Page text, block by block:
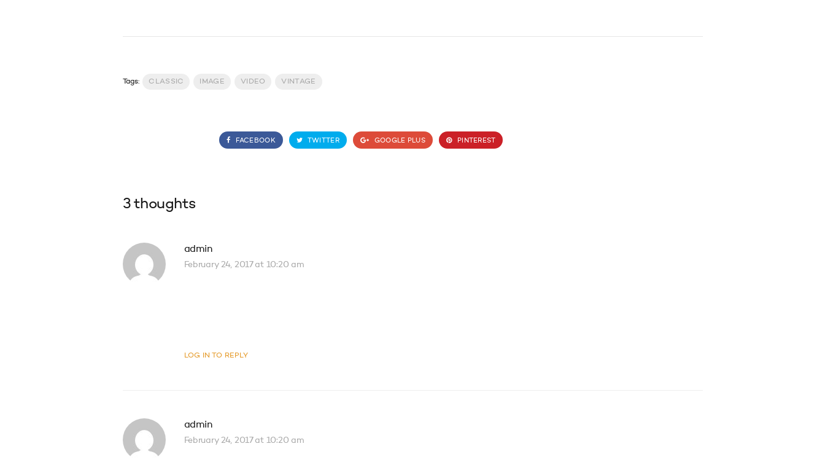
Tags: CLASSIC IMAGE VIDEO VINTAGE
FACEBOOK TWITTER GOOGLE PLUS PINTEREST
3 thoughts
admin
February 24, 2017 at 10:20 am
LOG IN TO REPLY
admin
February 24, 2017 at 10:20 am